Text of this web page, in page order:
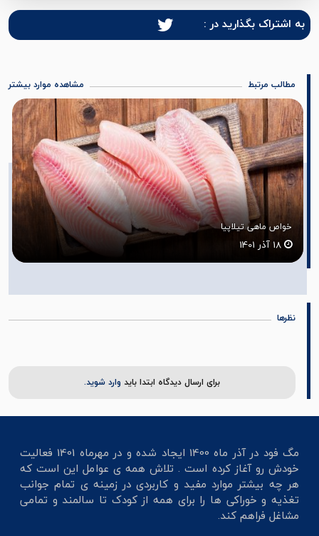
به اشتراک بگذارید در :
مطالب مرتبط مشاهده موارد بیشتر
آشنایی با خواص گیاه زیرفون
08 آبان 1401
نظرها
برای ارسال دیدگاه ابتدا باید وارد شوید.
مگ فود در آذر ماه 1400 ایجاد شده و در مهرماه 1401 فعالیت
خودش رو آغاز کرده است . تلاش همه ی عوامل این است که
هر چه بیشتر موارد مفید و کاربردی در زمینه ی تمام جوانب
تغذیه و خوراکی ها را برای همه از کودک تا سالمند و تمامی
مشاغل فراهم کند.